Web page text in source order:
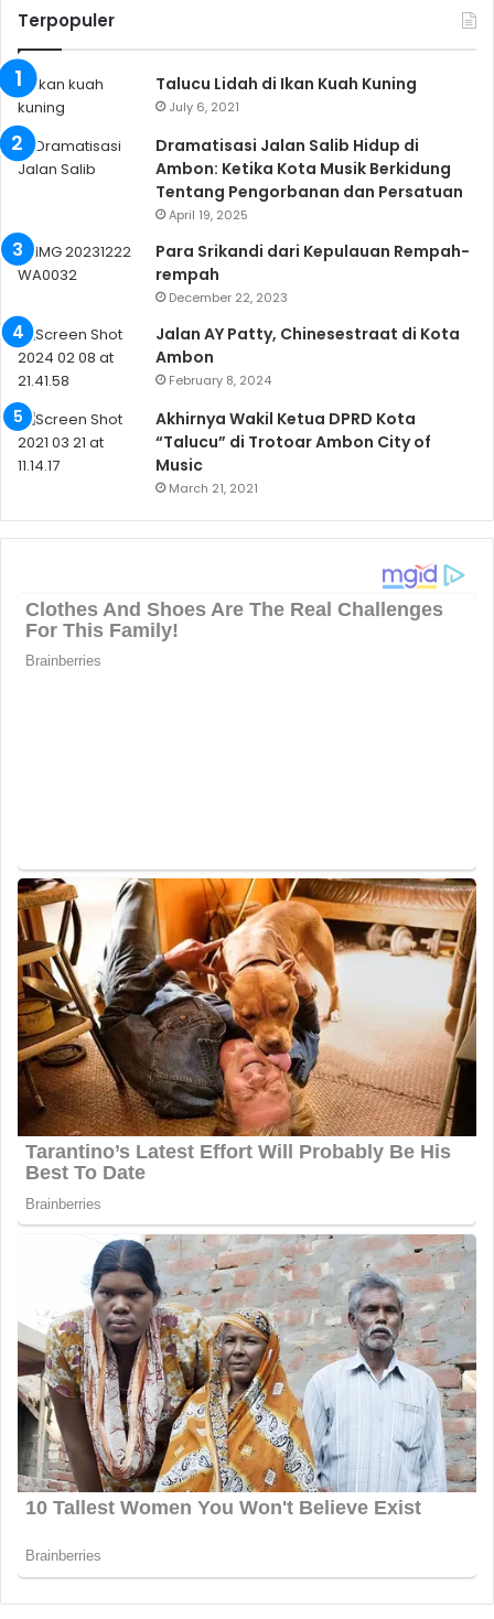
Terpopuler
Talucu Lidah di Ikan Kuah Kuning
July 6, 2021
Dramatisasi Jalan Salib Hidup di
Ambon: Ketika Kota Musik Berkidung
Tentang Pengorbanan dan Persatuan
April 19, 2025
Para Srikandi dari Kepulauan Rempah-
rempah
December 22, 2023
Jalan AY Patty, Chinesestraat di Kota
Ambon
February 8, 2024
Akhirnya Wakil Ketua DPRD Kota
“Talucu” di Trotoar Ambon City of
Music
March 21, 2021